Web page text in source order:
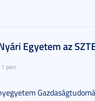
Egyetem az
1 perc